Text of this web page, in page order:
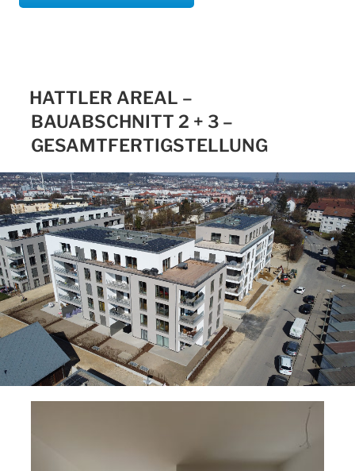
HATTLER AREAL –
BAUABSCHNITT 2 + 3 –
GESAMTFERTIGSTELLUNG